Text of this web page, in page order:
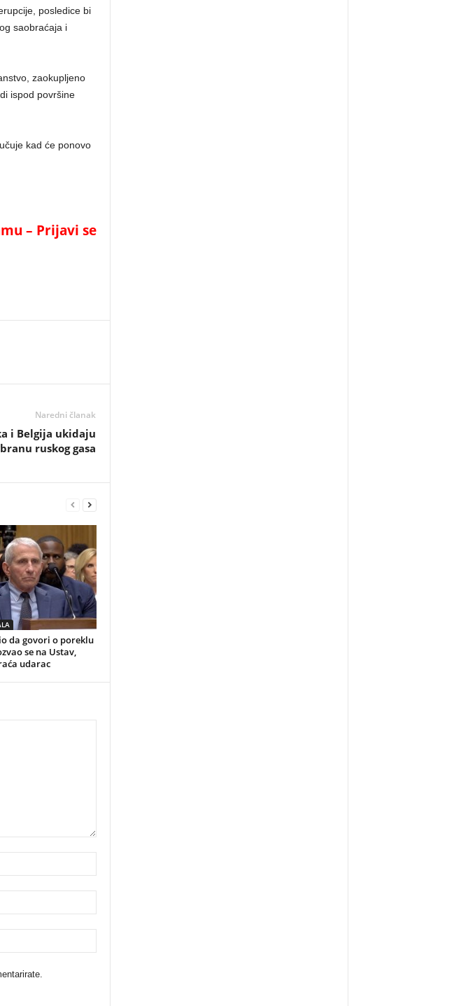
posledice bi
saobraćaja i
zaokupljeno
ispod površine
kad će ponovo
– Prijavi se
Naredni članak
i Belgija ukidaju
ruskog gasa
da govori o poreklu
se na Ustav,
udarac